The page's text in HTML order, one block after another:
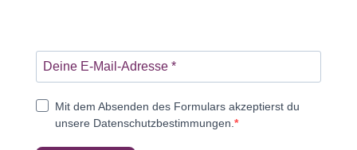
Mit dem Absenden des Formulars akzeptierst du
unsere Datenschutzbestimmungen.